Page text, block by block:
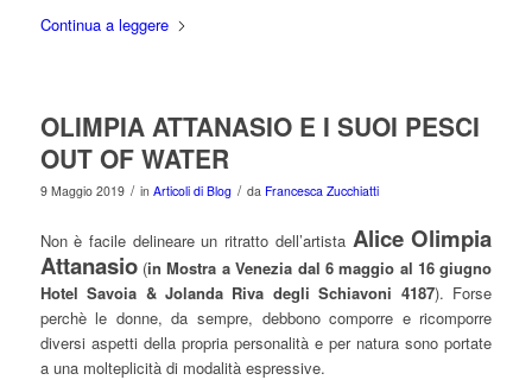
Continua a leggere
OLIMPIA ATTANASIO E I SUOI PESCI
OUT OF WATER
9 Maggio 2019 / in Articoli di Blog / da Francesca Zucchiatti
Non è facile delineare un ritratto dell’artista Alice Olimpia
Attanasio(in Mostra a Venezia dal 6 maggio al 16 giugno
Hotel Savoia & Jolanda Riva degli Schiavoni 4187). Forse
perchè le donne, da sempre, debbono comporre e ricomporre
diversi aspetti della propria personalità e per natura sono portate
a una molteplicità di modalità espressive.